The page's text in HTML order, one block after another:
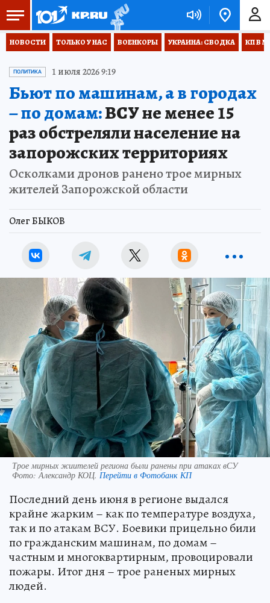
НОВОСТИ ТОЛЬКО У НАС ВОЕНКОРЫ УКРАИНА: СВОДКА КП В
ПОЛИТИКА 1 июля 2026 9:19
Бьют по машинам, а в городах
– по домам:ВСУ не менее 15
раз обстреляли население на
запорожских территориях
Осколками дронов ранено трое мирных
жителей Запорожской области
Олег БЫКОВ
Трое мирных жиителей региона были ранены при атаках вСУ
Фото: Александр КОЦ. Перейти в Фотобанк КП
Последний день июня в регионе выдался
крайне жарким – как по температуре воздуха,
так и по атакам ВСУ. Боевики прицельно били
по гражданским машинам, по домам –
частным и многоквартирным, провоцировали
пожары. Итог дня – трое раненых мирных
людей.